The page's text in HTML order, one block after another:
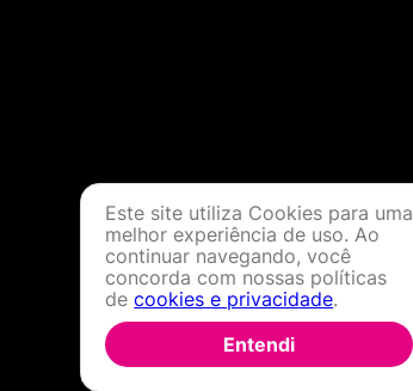
Este site utiliza Cookies para uma
melhor experiência de uso. Ao
continuar navegando, você
concorda com nossas políticas
decookies e privacidade.
Entendi